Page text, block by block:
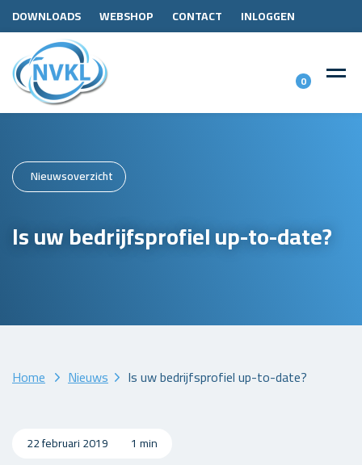
DOWNLOADS WEBSHOP CONTACT INLOGGEN
0
Nieuwsoverzicht
Is uw bedrijfsprofiel up-to-date?
Home Nieuws Is uw bedrijfsprofiel up-to-date?
22 februari 2019 1 min